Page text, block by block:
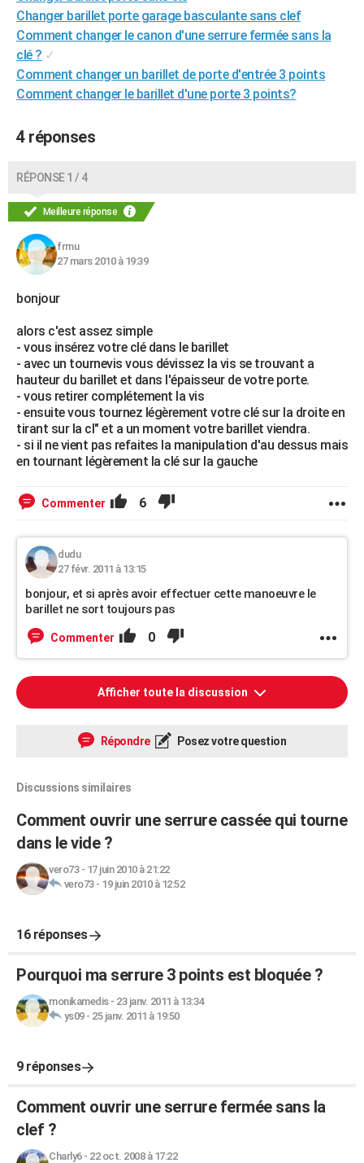
Destinations
City break
Voyage nature
Voyage de noces
Forum
Climat
+PHOTO
GUIDES D'ACHAT
Carte de Noël
Carte Bonne année
Carte Saint-Valentin
Carte Pâques
Carte d'anniversaire
Dictionnaire
Biographies
Citations
Expressions
Proverbes
PROGRAMME TV
COPAINS D'AVANT
S'inscrire
Se connecter
Lycées
Collèges
Primaires
Universités
Entreprises
Service militaire
Avis de recherche
AVIS DE DÉCÈS
Changer barillet porte garage basculante sans clef
Comment changer le canon d'une serrure fermée sans la
clé ? ✓
Comment changer un barillet de porte d'entrée 3 points
Comment changer le barillet d'une porte 3 points?
4 réponses
RÉPONSE 1 / 4
Meilleure réponse
frmu
27 mars 2010 à 19:39
bonjour
alors c'est assez simple
- vous insérez votre clé dans le barillet
- avec un tournevis vous dévissez la vis se trouvant a
hauteur du barillet et dans l'épaisseur de votre porte.
- vous retirer complétement la vis
- ensuite vous tournez légèrement votre clé sur la droite en
tirant sur la cl" et a un moment votre barillet viendra.
- si il ne vient pas refaites la manipulation d'au dessus mais
en tournant légèrement la clé sur la gauche
Commenter 6
dudu
27 févr. 2011 à 13:15
bonjour, et si après avoir effectuer cette manoeuvre le
barillet ne sort toujours pas
Commenter 0
Afficher toute la discussion
Répondre Posez votre question
Discussions similaires
Comment ouvrir une serrure cassée qui tourne
dans le vide ?
vero73- 17 juin 2010 à 21:22
vero73- 19 juin 2010 à 12:52
16 réponses
Pourquoi ma serrure 3 points est bloquée ?
monikamedis- 23 janv. 2011 à 13:34
ys09- 25 janv. 2011 à 19:50
9 réponses
Comment ouvrir une serrure fermée sans la
clef ?
Charly6- 22 oct. 2008 à 17:22